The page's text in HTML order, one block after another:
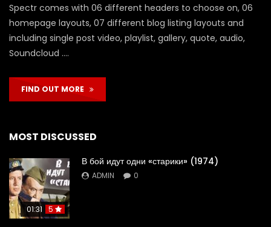
Spectr comes with 06 different headers to choose on, 06
homepage layouts, 07 different blog listing layouts and
including single post video, playlist, gallery, quote, audio,
Soundcloud ….
FIND OUT MORE
MOST DISCUSSED
01:31 5
В бой идут одни «старики» (1974)
ADMIN 0